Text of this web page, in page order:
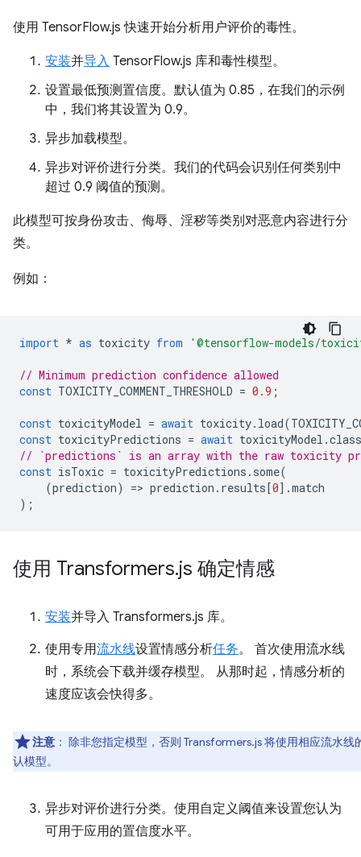
使用 TensorFlow.js 快速开始分析用户评价的毒性。
安装并导入 TensorFlow.js 库和毒性模型。
设置最低预测置信度。默认值为 0.85，在我们的示例
中，我们将其设置为 0.9。
异步加载模型。
异步对评价进行分类。我们的代码会识别任何类别中
超过 0.9 阈值的预测。
此模型可按身份攻击、侮辱、淫秽等类别对恶意内容进行分
类。
例如：
import * as toxicity from '@tensorflow-models/
// Minimum prediction confidence allowed
const TOXICITY_COMMENT_THRESHOLD = 0.9 ;
const toxicityModel = await toxicity. load(
const toxicityPredictions = await toxicityModel .
// `predictions` is an array with the raw toxicity
const isToxic = toxicityPredictions . some(
(prediction) => prediction . results[0].match
);
使用 Transformers.js 确定情感
安装并导入 Transformers.js 库。
使用专用流水线设置情感分析任务。 首次使用流水线
时，系统会下载并缓存模型。 从那时起，情感分析的
速度应该会快得多。
注意 ： 除非您指定模型，否则 Transformers.js 将使用相应流水线
认模型。
异步对评价进行分类。使用自定义阈值来设置您认为
可用于应用的置信度水平。